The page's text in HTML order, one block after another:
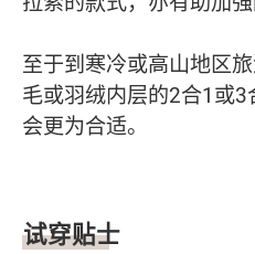
至于到寒冷或高山地区
毛或羽绒内层的2合1或
会更为合适。
试穿贴士